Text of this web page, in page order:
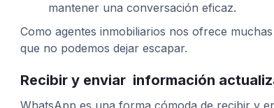
mantener una conversación eficaz.
Como agentes inmobiliarios nos ofrece
que no podemos dejar escapar.
Recibir y enviar información
WhatsApp es una forma cómoda de recibir y